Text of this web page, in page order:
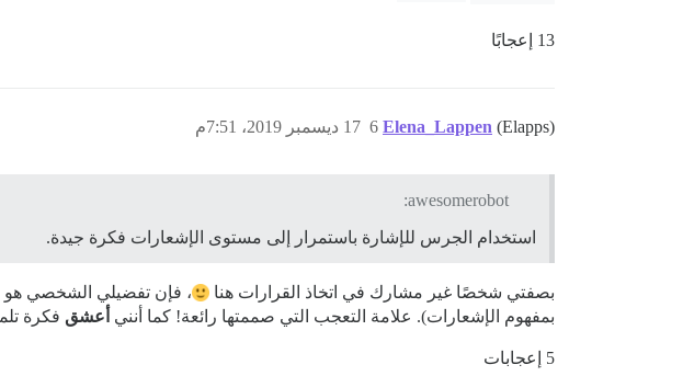
13 إعجابًا
Elena_Lappen (Elapps) 17 ديسمبر 2019، 7:51م 6
awesomerobot:
استخدام الجرس للإشارة باستمرار إلى مستوى الإشعارات فكرة جيدة.
بصفتي شخصًا غير مشارك في اتخاذ القرارات هنا
، فإن تفضيلي الشخصي هو
بمفهوم الإشعارات). علامة التعجب التي صممتها رائعة! كما أنني أعشق فكرة
5 إعجابات